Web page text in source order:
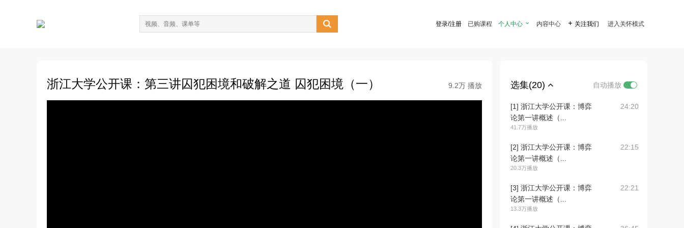
 登录/注册 已购课程 个人中心  内容中心  关注我们 进入关怀模式
浙江大学公开课：第三讲囚犯困境和破解之道 囚犯困境（一） 9.2万 播放 选集(20) 自动播放
[1] 浙江大学公开课：博弈
论第一讲概述（...
41.7万播放
24:20
[2] 浙江大学公开课：博弈
论第一讲概述（...
20.3万播放
22:15
[3] 浙江大学公开课：博弈
论第一讲概述（...
13.3万播放
22:21